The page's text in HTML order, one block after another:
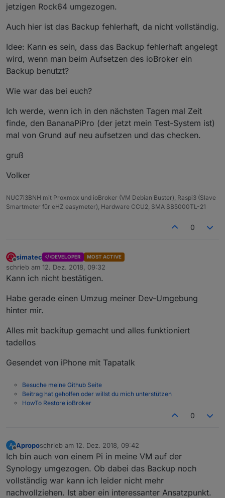
jetzigen Rock64 umgezogen.
Auch hier ist das Backup fehlerhaft, da nicht vollständig.
Idee: Kann es sein, dass das Backup fehlerhaft angelegt
wird, wenn man beim Aufsetzen des ioBroker ein
Backup benutzt?
Wie war das bei euch?
Ich werde, wenn ich in den nächsten Tagen mal Zeit
finde, den BananaPiPro (der jetzt mein Test-System ist)
mal von Grund auf neu aufsetzen und das checken.
gruß
Volker
NUC7i3BNH mit Proxmox und ioBroker (VM Debian Buster), Raspi3 (Slave
Smartmeter für eHZ easymeter), Hardware CCU2, SMA SB5000TL-21
0
Offline
simatec DEVELOPER MOST ACTIVE
schrieb am 12. Dez. 2018, 09:32
zuletzt editiert von
Kann ich nicht bestätigen.
Habe gerade einen Umzug meiner Dev-Umgebung
hinter mir.
Alles mit backitup gemacht und alles funktioniert
tadellos
Gesendet von iPhone mit Tapatalk
Besuche meine Github Seite
Beitrag hat geholfen oder willst du mich unterstützen
HowTo Restore ioBroker
0
A
Offline
Aproposchrieb am 12. Dez. 2018, 09:42
zuletzt editiert von
Ich bin auch von einem Pi in meine VM auf der
Synology umgezogen. Ob dabei das Backup noch
vollständig war kann ich leider nicht mehr
nachvollziehen. Ist aber ein interessanter Ansatzpunkt.